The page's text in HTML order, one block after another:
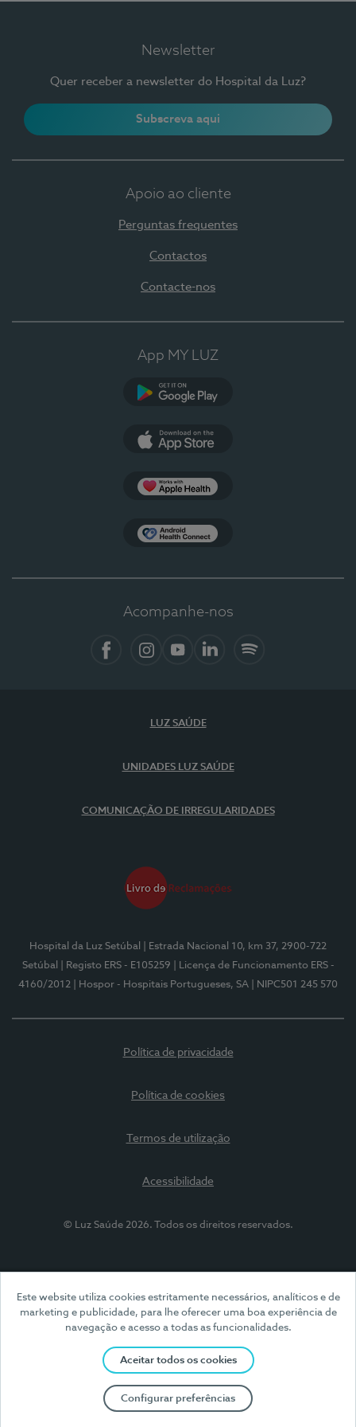
Este website utiliza cookies estritamente necessários, analíticos e de
marketing e publicidade, para lhe oferecer uma boa experiência de
navegação e acesso a todas as funcionalidades.
Aceitar todos os cookies
Configurar preferências
Newsletter
Quer receber a newsletter do Hospital da Luz?
Subscreva aqui
Apoio ao cliente
Perguntas frequentes
Contactos
Contacte-nos
App MY LUZ
Acompanhe-nos
LUZ SAÚDE
UNIDADES LUZ SAÚDE
COMUNICAÇÃO DE IRREGULARIDADES
Hospital da Luz Setúbal
| Estrada Nacional 10, km 37, 2900-722
Setúbal
| Registo ERS - E105259
| Licença de Funcionamento ERS -
4160/2012
| Hospor - Hospitais Portugueses, SA | NIPC501 245 570
Política de privacidade
Política de cookies
Termos de utilização
Acessibilidade
© Luz Saúde 2026. Todos os direitos reservados.